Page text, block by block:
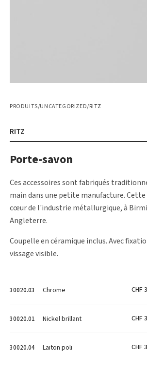
PRODUITS/UNCATEGORIZED/RITZ
RITZ
Porte-savon
Ces accessoires sont fabriqués
main dans une petite manufacture. Cette
cœur de l'industrie métallurgique, à
Angleterre.
Coupelle en céramique inclus. Avec
vissage visible.
30020.03 Chrome CHF
30020.01 Nickel brillant CHF
30020.04 Laiton poli CHF